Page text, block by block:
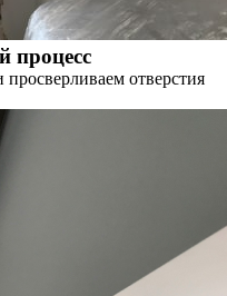
процесс
просверливаем отверстия